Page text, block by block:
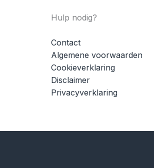
Hulp nodig?
Contact
Algemene voorwaarden
Cookieverklaring
Disclaimer
Privacyverklaring